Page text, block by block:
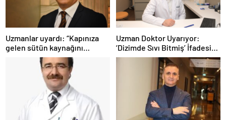
Uzmanlar uyardı: “Kapınıza
gelen sütün kaynağını
sorgulayın”
Uzman Doktor Uyarıyor:
‘Dizimde Sıvı Bitmiş’ İfadesi
Doğru Değil…